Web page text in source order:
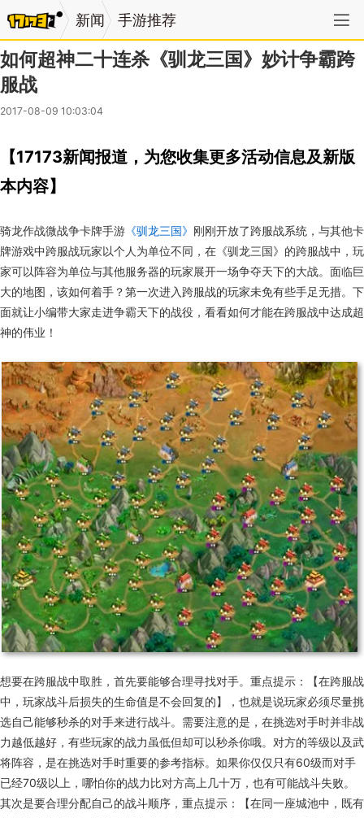
新闻 手游推荐
如何超神二十连杀《驯龙三国》妙计争霸跨
服战
2017-08-09 10:03:04
【17173新闻报道，为您收集更多活动信息及新版
本内容】
骑龙作战微战争卡牌手游 《驯龙三国》 刚刚开放了跨服战系统，与其他卡
牌游戏中跨服战玩家以个人为单位不同，在《驯龙三国》的跨服战中，玩
家可以阵容为单位与其他服务器的玩家展开一场争夺天下的大战。面临巨
大的地图，该如何着手？第一次进入跨服战的玩家未免有些手足无措。下
面就让小编带大家走进争霸天下的战役，看看如何才能在跨服战中达成超
神的伟业！
想要在跨服战中取胜，首先要能够合理寻找对手。重点提示：【在跨服战
中，玩家战斗后损失的生命值是不会回复的】，也就是说玩家必须尽量挑
选自己能够秒杀的对手来进行战斗。需要注意的是，在挑选对手时并非战
力越低越好，有些玩家的战力虽低但却可以秒杀你哦。对方的等级以及武
将阵容，是在挑选对手时重要的参考指标。如果你仅仅只有60级而对手
已经70级以上，哪怕你的战力比对方高上几十万，也有可能战斗失败。
其次是要合理分配自己的战斗顺序，重点提示：【在同一座城池中，既有